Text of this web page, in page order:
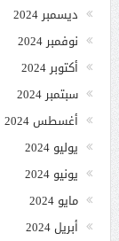
ديسمبر 2024
نوفمبر 2024
أكتوبر 2024
سبتمبر 2024
أغسطس 2024
يوليو 2024
يونيو 2024
مايو 2024
أبريل 2024